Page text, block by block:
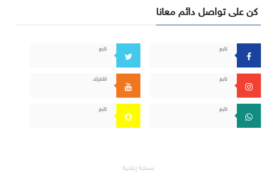
كن على تواصل دائم معانا
تابع تابع
تابع اشترك
تابع تابع
مساحة إعلانية